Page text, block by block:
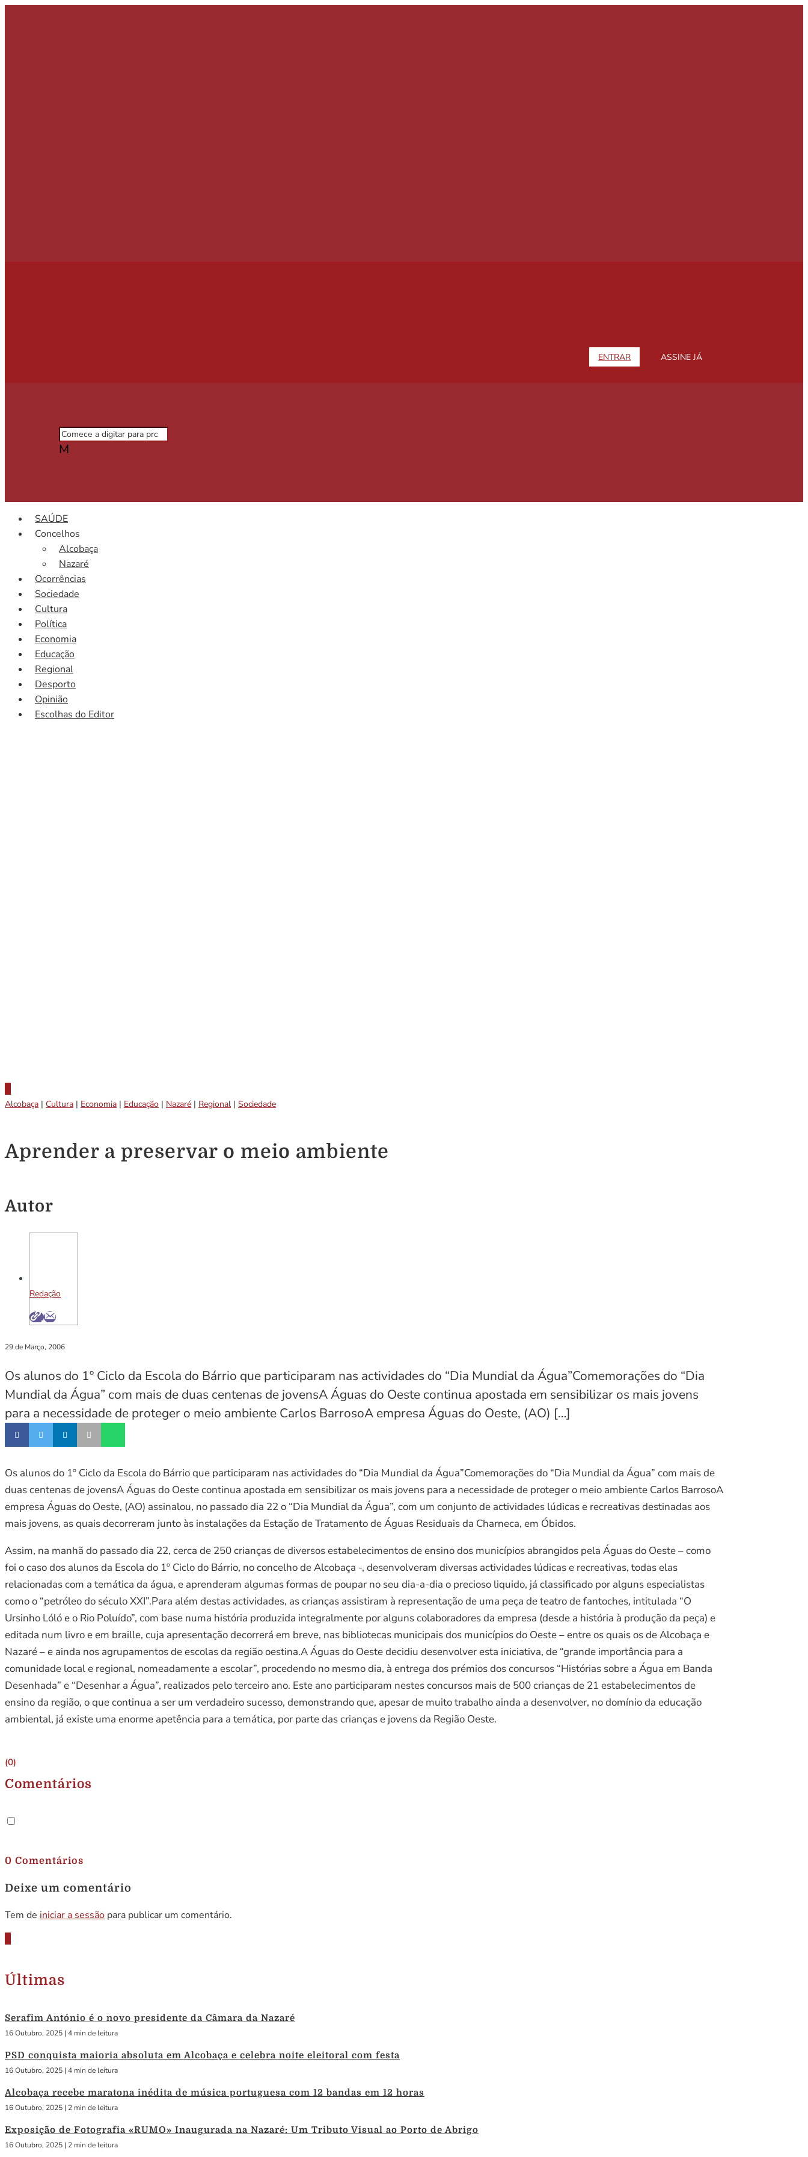
ENTRAR ASSINE JÁ
M
SAÚDE
Concelhos
Alcobaça
Nazaré
Ocorrências
Sociedade
Cultura
Política
Economia
Educação
Regional
Desporto
Opinião
Escolhas do Editor
Alcobaça | Cultura | Economia | Educação | Nazaré | Regional | Sociedade
Aprender a preservar o meio ambiente
Autor
Redação
29 de Março, 2006
Os alunos do 1º Ciclo da Escola do Bárrio que participaram nas actividades do “Dia Mundial da Água”Comemorações do “Dia
Mundial da Água” com mais de duas centenas de jovensA Águas do Oeste continua apostada em sensibilizar os mais jovens
para a necessidade de proteger o meio ambiente Carlos BarrosoA empresa Águas do Oeste, (AO) […]
Os alunos do 1º Ciclo da Escola do Bárrio que participaram nas actividades do “Dia Mundial da Água”Comemorações do “Dia Mundial da Água” com mais de
duas centenas de jovensA Águas do Oeste continua apostada em sensibilizar os mais jovens para a necessidade de proteger o meio ambiente Carlos BarrosoA
empresa Águas do Oeste, (AO) assinalou, no passado dia 22 o “Dia Mundial da Água”, com um conjunto de actividades lúdicas e recreativas destinadas aos
mais jovens, as quais decorreram junto às instalações da Estação de Tratamento de Águas Residuais da Charneca, em Óbidos.
Assim, na manhã do passado dia 22, cerca de 250 crianças de diversos estabelecimentos de ensino dos municípios abrangidos pela Águas do Oeste – como
foi o caso dos alunos da Escola do 1º Ciclo do Bárrio, no concelho de Alcobaça -, desenvolveram diversas actividades lúdicas e recreativas, todas elas
relacionadas com a temática da água, e aprenderam algumas formas de poupar no seu dia-a-dia o precioso liquido, já classificado por alguns especialistas
como o “petróleo do século XXI”.Para além destas actividades, as crianças assistiram à representação de uma peça de teatro de fantoches, intitulada “O
Ursinho Lóló e o Rio Poluído”, com base numa história produzida integralmente por alguns colaboradores da empresa (desde a história à produção da peça) e
editada num livro e em braille, cuja apresentação decorrerá em breve, nas bibliotecas municipais dos municípios do Oeste – entre os quais os de Alcobaça e
Nazaré – e ainda nos agrupamentos de escolas da região oestina.A Águas do Oeste decidiu desenvolver esta iniciativa, de “grande importância para a
comunidade local e regional, nomeadamente a escolar”, procedendo no mesmo dia, à entrega dos prémios dos concursos “Histórias sobre a Água em Banda
Desenhada” e “Desenhar a Água”, realizados pelo terceiro ano. Este ano participaram nestes concursos mais de 500 crianças de 21 estabelecimentos de
ensino da região, o que continua a ser um verdadeiro sucesso, demonstrando que, apesar de muito trabalho ainda a desenvolver, no domínio da educação
ambiental, já existe uma enorme apetência para a temática, por parte das crianças e jovens da Região Oeste.
(0)
Comentários
0 Comentários
Deixe um comentário
Tem de iniciar a sessão para publicar um comentário.
Últimas
Serafim António é o novo presidente da Câmara da Nazaré
16 Outubro, 2025 | 4 min de leitura
PSD conquista maioria absoluta em Alcobaça e celebra noite eleitoral com festa
16 Outubro, 2025 | 4 min de leitura
Alcobaça recebe maratona inédita de música portuguesa com 12 bandas em 12 horas
16 Outubro, 2025 | 2 min de leitura
Exposição de Fotografia «RUMO» Inaugurada na Nazaré: Um Tributo Visual ao Porto de Abrigo
16 Outubro, 2025 | 2 min de leitura